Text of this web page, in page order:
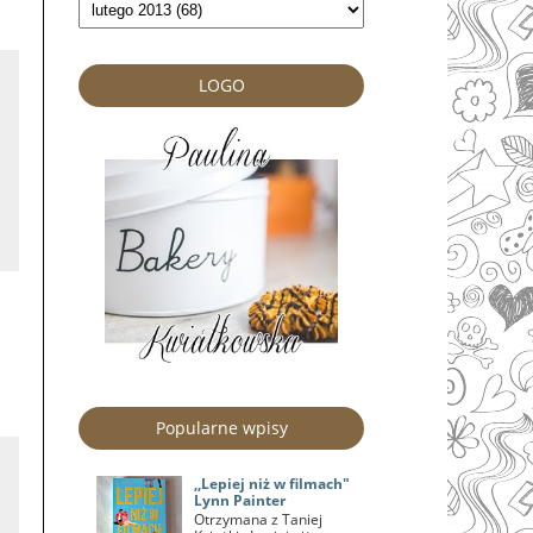
LOGO
Popularne wpisy
,,Lepiej niż w filmach"
Lynn Painter
Otrzymana z Taniej